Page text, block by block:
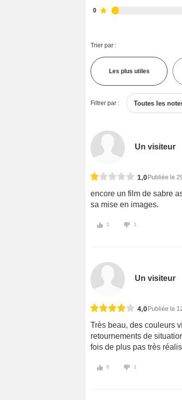
0
Trier par :
Les plus utiles
Filtrer par : Toutes les
Un visiteur
1,0 Publiée le
encore un film de sabre
sa mise en images.
1 1
Un visiteur
4,0Publiée le
Très beau, des couleurs
retournements de
fois de plus pas très
0 1